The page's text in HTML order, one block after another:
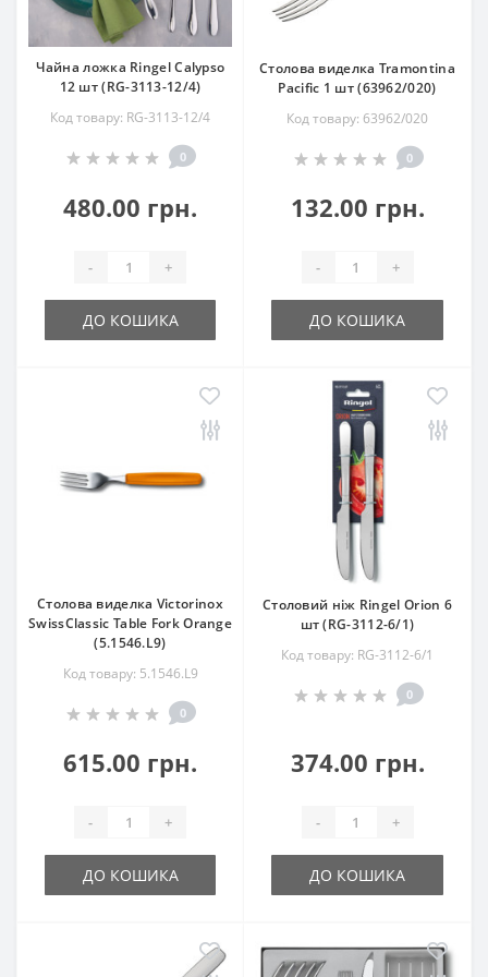
Чайна ложка Ringel Calypso
12 шт (RG-3113-12/4)
Код товару: RG-3113-12/4
0
480.00 грн.
- +
ДО КОШИКА
Столова виделка Tramontina
Pacific 1 шт (63962/020)
Код товару: 63962/020
0
132.00 грн.
- +
ДО КОШИКА
Столова виделка Victorinox
SwissClassic Table Fork Orange
(5.1546.L9)
Код товару: 5.1546.L9
0
615.00 грн.
- +
ДО КОШИКА
Столовий ніж Ringel Orion 6
шт (RG-3112-6/1)
Код товару: RG-3112-6/1
0
374.00 грн.
- +
ДО КОШИКА